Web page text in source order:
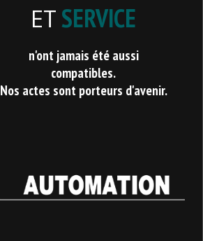
ET SERVICE
n'ont jamais été aussi
compatibles.
Nos actes sont porteurs d'avenir.